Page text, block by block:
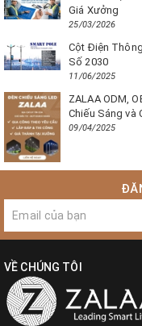
Giá Xưởng
25/03/2026
Cột Điện
Số 2030
11/06/2025
ZALAA ODM,
Chiếu Sáng và
09/04/2025
VỀ CHÚNG TÔI